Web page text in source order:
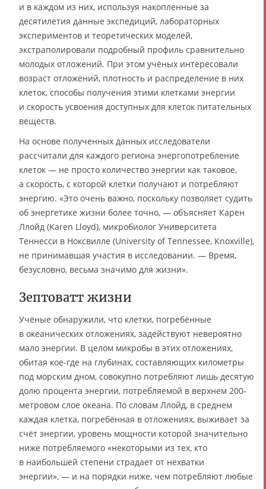
и в каждом из них, используя накопленные за
десятилетия данные экспедиций, лабораторных
экспериментов и теоретических моделей,
экстраполировали подробный профиль сравнительно
молодых отложений. При этом учёных интересовали
возраст отложений, плотность и распределение в них
клеток, способы получения этими клетками энергии
и скорость усвоения доступных для клеток питательных
веществ.
На основе полученных данных исследователи
рассчитали для каждого региона энергопотребление
клеток — не просто количество энергии как таковое,
а скорость, с которой клетки получают и потребляют
энергию. «Это очень важно, поскольку позволяет судить
об энергетике жизни более точно, — объясняет Карен
Ллойд (Karen Lloyd), микробиолог Университета
Теннесси в Ноксвилле (University of Tennessee, Knoxville),
не принимавшая участия в исследовании. — Время,
безусловно, весьма значимо для жизни».
Зептоватт жизни
Учёные обнаружили, что клетки, погребённые
в океанических отложениях, задействуют невероятно
мало энергии. В целом микробы в этих отложениях,
обитая кое-где на глубинах, составляющих километры
под морским дном, совокупно потребляют лишь десятую
долю процента энергии, потребляемой в верхнем 200-
метровом слое океана. По словам Ллойд, в среднем
каждая клетка, погребённая в отложениях, выживает за
счёт энергии, уровень мощности которой значительно
ниже потребляемого «некоторыми из тех, кто
в наибольшей степени страдает от нехватки
энергии», — и на порядки ниже, чем потребляют любые